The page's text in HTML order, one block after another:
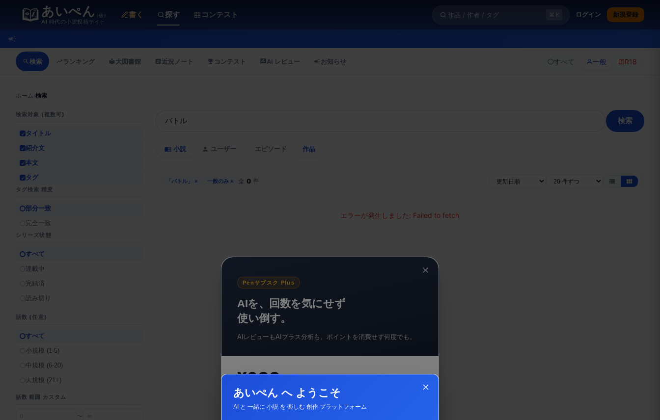
あいぺん (破)
AI 時代の小説投稿サイト
書く 探す コンテスト ⌘ K ログイン 新規登録
検索 ランキング 大図書館 近況ノート コンテスト AI レビュー お知らせ すべて 一般 R18
ホーム 検索
検索対象 (複数可)
タイトル
紹介文
本文
タグ
タグ検索 精度
部分一致
完全一致
シリーズ状態
すべて
連載中
完結済
読み切り
話数 (任意)
すべて
小規模 (1-5)
中規模 (6-20)
大規模 (21+)
話数 範囲 カスタム
〜
検索
小説 ユーザー エピソード 作品
「バトル」 × 一般のみ × 全 0 件
エラーが発生しました: Failed to fetch
Penサブスク Plus
AIを、回数を気にせず
使い倒す。
AIレビューもAIプラス分析も、ポイントを消費せず何度でも。
¥680
1日あたり約¥22 — コーヒー1杯より安く。
あいぺん へ ようこそ
AI と 一緒に 小説 を 楽しむ 創作 プラットフォーム